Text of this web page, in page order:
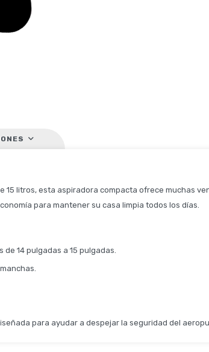
litros, esta aspiradora compacta ofrece muchas
para mantener su casa limpia todos los días.
14 pulgadas a 15 pulgadas.
para ayudar a despejar la seguridad del